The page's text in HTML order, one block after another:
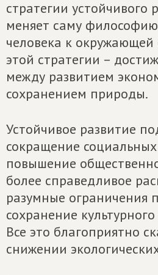
стратегии устойчивого
меняет саму
человека к окружающей
этой стратегии –
между развитием
сохранением природы.
Устойчивое развитие
сокращение
повышение
более справедливое
разумные ограничения
сохранение
Все это благоприятно
снижении